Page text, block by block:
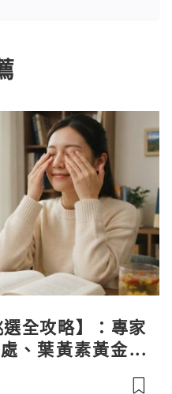
選全攻略】：專家
、葉黃素黃金比